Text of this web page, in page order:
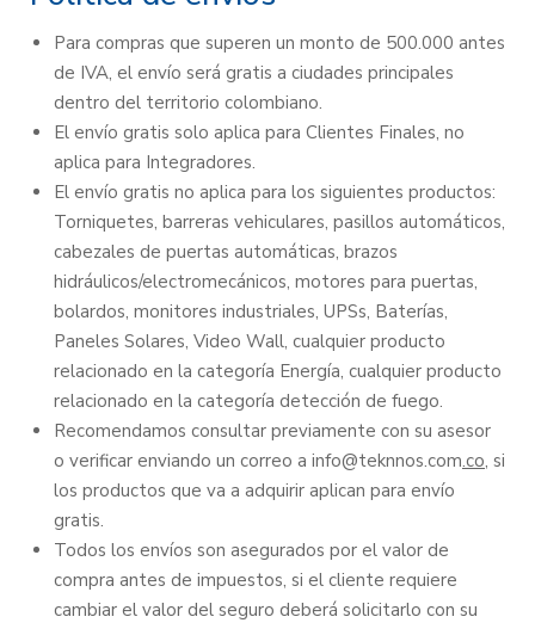
Para compras que superen un monto de 500.000 antes
de IVA, el envío será gratis a ciudades principales
dentro del territorio colombiano.
El envío gratis solo aplica para Clientes Finales, no
aplica para Integradores.
El envío gratis no aplica para los siguientes productos:
Torniquetes, barreras vehiculares, pasillos automáticos,
cabezales de puertas automáticas, brazos
hidráulicos/electromecánicos, motores para puertas,
bolardos, monitores industriales, UPSs, Baterías,
Paneles Solares, Video Wall, cualquier producto
relacionado en la categoría Energía, cualquier producto
relacionado en la categoría detección de fuego.
Recomendamos consultar previamente con su asesor
o verificar enviando un correo a info@teknnos.com.co, si
los productos que va a adquirir aplican para envío
gratis.
Todos los envíos son asegurados por el valor de
compra antes de impuestos, si el cliente requiere
cambiar el valor del seguro deberá solicitarlo con su